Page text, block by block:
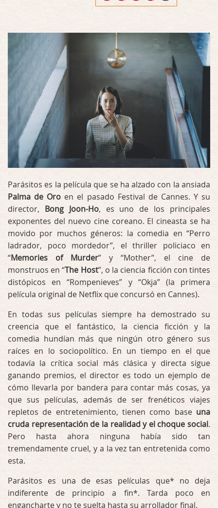
Parásitos es la película que se ha alzado con la ansiada
Palma de Oro en el pasado Festival de Cannes. Y su
director, Bong Joon-Ho, es uno de los principales
exponentes del nuevo cine coreano. El cineasta se ha
movido por muchos géneros: la comedia en “Perro
ladrador, poco mordedor”, el thriller policiaco en
“Memories of Murder” y “Mother”, el cine de
monstruos en “The Host”, o la ciencia ficción con tintes
distópicos en “Rompenieves” y “Okja” (la primera
película original de Netflix que concursó en Cannes).
En todas sus películas siempre ha demostrado su
creencia que el fantástico, la ciencia ficción y la
comedia hundían más que ningún otro género sus
raíces en lo sociopolítico. En un tiempo en el que
todavía la crítica social más clásica y directa sigue
ganando premios, el director es todo un ejemplo de
cómo llevarla por bandera para contar más cosas, ya
que sus películas, además de ser frenéticos viajes
repletos de entretenimiento, tienen como base una
cruda representación de la realidad y el choque social.
Pero hasta ahora ninguna había sido tan
tremendamente cruel, y a la vez tan entretenida como
esta.
Parásitos es una de esas películas que* no deja
indiferente de principio a fin*. Tarda poco en
engancharte y no te suelta hasta su arrollador final.